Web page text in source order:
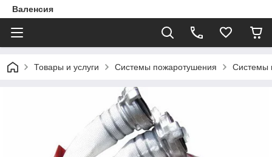
Валенсия
Товары и услуги Системы пожаротушения Системы